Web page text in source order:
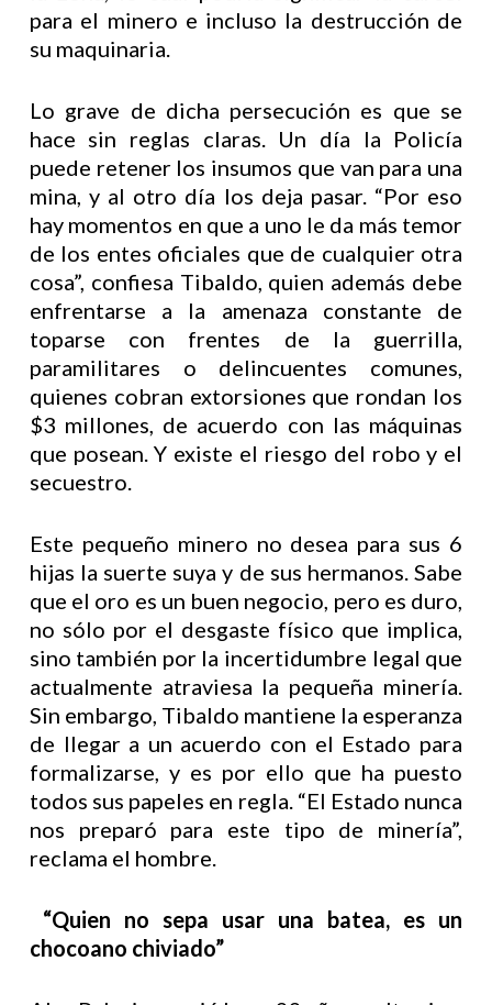
para el minero e incluso la destrucción de
su maquinaria.
Lo grave de dicha persecución es que se
hace sin reglas claras. Un día la Policía
puede retener los insumos que van para una
mina, y al otro día los deja pasar. “Por eso
hay momentos en que a uno le da más temor
de los entes oficiales que de cualquier otra
cosa”, confiesa Tibaldo, quien además debe
enfrentarse a la amenaza constante de
toparse con frentes de la guerrilla,
paramilitares o delincuentes comunes,
quienes cobran extorsiones que rondan los
$3 millones, de acuerdo con las máquinas
que posean. Y existe el riesgo del robo y el
secuestro.
Este pequeño minero no desea para sus 6
hijas la suerte suya y de sus hermanos. Sabe
que el oro es un buen negocio, pero es duro,
no sólo por el desgaste físico que implica,
sino también por la incertidumbre legal que
actualmente atraviesa la pequeña minería.
Sin embargo, Tibaldo mantiene la esperanza
de llegar a un acuerdo con el Estado para
formalizarse, y es por ello que ha puesto
todos sus papeles en regla. “El Estado nunca
nos preparó para este tipo de minería”,
reclama el hombre.
“Quien no sepa usar una batea, es un
chocoano chiviado”